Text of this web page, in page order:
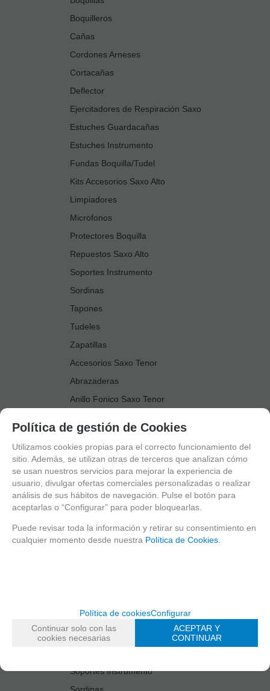
Boquilleros
Cañas
Cordones Arneses
Cortacañas
Deflector
Ejercitadores de Respiración Saxo
Estuches Guardacañas
Estuches Instrumento
Fundas Boquilla/Tudel
Kits Accesorios Saxo Alto
Limpiadores
Microfonos
Protectores Boquilla
Repuestos Saxo Alto
Soportes Instrumento
Sordinas
Tapones
Tudeles
Zapatillas
Accesorios Saxo Tenor
Abrazaderas
Anillo Fonico Saxo Tenor
Boquillas
Boquilleros
Cañas
Cortacañas
Deflector Saxo Tenor
Estuches Guardacañas
Limpiadores
Protectores Boquilla
Soportes Instrumento
Sordinas
Política de gestión de Cookies
Utilizamos cookies propias para el correcto funcionamiento del
sitio. Además, se utilizan otras de terceros que analizan cómo
se usan nuestros servicios para mejorar la experiencia de
usuario, divulgar ofertas comerciales personalizadas o realizar
análisis de sus hábitos de navegación. Pulse el botón para
aceptarlas o “Configurar” para poder bloquearlas.
Puede revisar toda la información y retirar su consentimiento en
cualquier momento desde nuestra Política de Cookies.
Política de cookiesConfigurar
Continuar solo con las
cookies necesarias
ACEPTAR Y
CONTINUAR